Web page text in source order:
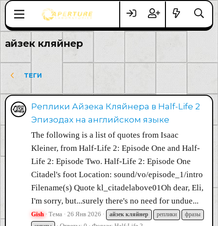
айзек кляйнер
ТЕГИ
Реплики Айзека Кляйнера в Half-Life 2
Эпизодах на английском языке
The following is a list of quotes from Isaac
Kleiner, from Half-Life 2: Episode One and Half-
Life 2: Episode Two. Half-Life 2: Episode One
Citadel's foot Location: sound/vo/episode_1/intro
Filename(s) Quote kl_citadelabove01Oh dear, Eli,
I'm sorry, but...surely there's no need for undue...
Gish Тема 26 Янв 2026 айзек кляйнер реплики
фразы